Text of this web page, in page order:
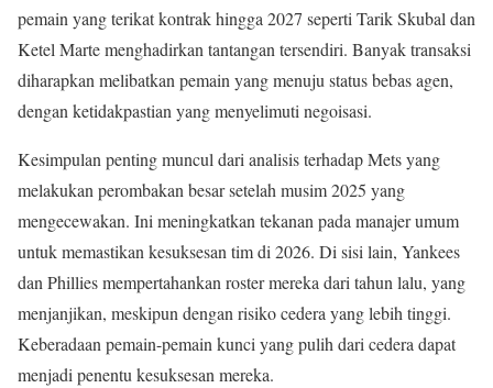
pemain yang terikat kontrak hingga 2027 seperti Tarik Skubal dan
Ketel Marte menghadirkan tantangan tersendiri. Banyak transaksi
diharapkan melibatkan pemain yang menuju status bebas agen,
dengan ketidakpastian yang menyelimuti negoisasi.
Kesimpulan penting muncul dari analisis terhadap Mets yang
melakukan perombakan besar setelah musim 2025 yang
mengecewakan. Ini meningkatkan tekanan pada manajer umum
untuk memastikan kesuksesan tim di 2026. Di sisi lain, Yankees
dan Phillies mempertahankan roster mereka dari tahun lalu, yang
menjanjikan, meskipun dengan risiko cedera yang lebih tinggi.
Keberadaan pemain-pemain kunci yang pulih dari cedera dapat
menjadi penentu kesuksesan mereka.